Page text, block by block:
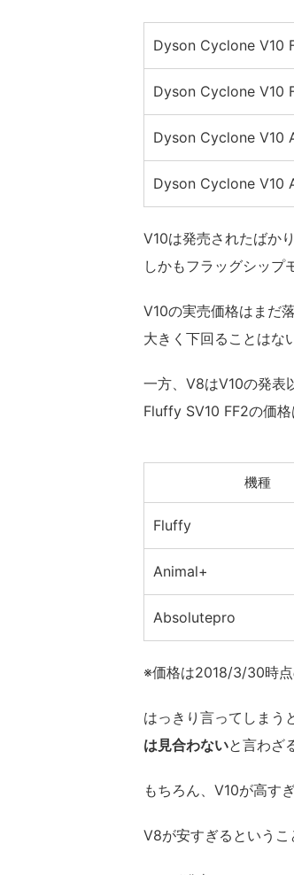
Dyson Cyclone V10
Dyson Cyclone V10
Dyson Cyclone V10
Dyson Cyclone V10
V10は発売されたばかり
しかもフラッグシップ
V10の実売価格はまだ
大きく下回ることはな
一方、V8はV10の発表
Fluffy SV10 FF2の価格
機種
Fluffy
Animal+
Absolutepro
※価格は2018/3/30時点
はっきり言ってしまう
は見合わないと言わざ
もちろん、V10が高す
V8が安すぎるというこ